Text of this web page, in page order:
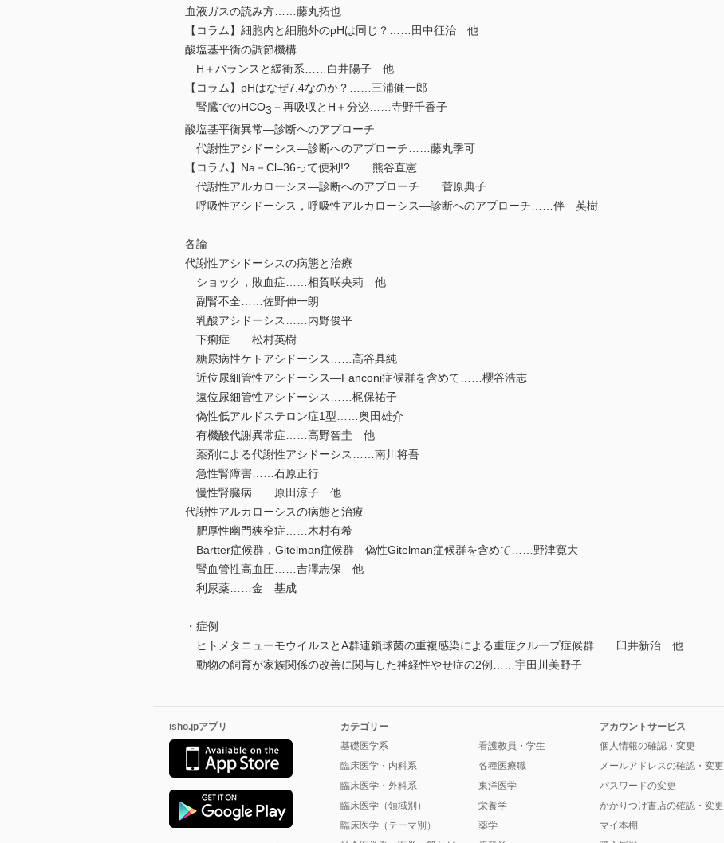
血液ガスの読み方……藤丸拓也
【コラム】細胞内と細胞外のpHは同じ？……田中征治 他
酸塩基平衡の調節機構
H＋バランスと緩衝系……白井陽子 他
【コラム】pHはなぜ7.4なのか？……三浦健一郎
腎臓でのHCO3 －再吸収とH＋分泌……寺野千香子
酸塩基平衡異常―診断へのアプローチ
代謝性アシドーシス―診断へのアプローチ……藤丸季可
【コラム】Na－Cl=36って便利!?……熊谷直憲
代謝性アルカローシス―診断へのアプローチ……菅原典子
呼吸性アシドーシス，呼吸性アルカローシス―診断へのアプローチ……伴 英樹
各論
代謝性アシドーシスの病態と治療
ショック，敗血症……相賀咲央莉 他
副腎不全……佐野伸一朗
乳酸アシドーシス……内野俊平
下痢症……松村英樹
糖尿病性ケトアシドーシス……高谷具純
近位尿細管性アシドーシス―Fanconi症候群を含めて……櫻谷浩志
遠位尿細管性アシドーシス……梶保祐子
偽性低アルドステロン症1型……奥田雄介
有機酸代謝異常症……高野智圭 他
薬剤による代謝性アシドーシス……南川将吾
急性腎障害……石原正行
慢性腎臓病……原田涼子 他
代謝性アルカローシスの病態と治療
肥厚性幽門狭窄症……木村有希
Bartter症候群，Gitelman症候群―偽性Gitelman症候群を含めて……野津寛大
腎血管性高血圧……吉澤志保 他
利尿薬……金 基成
・症例
ヒトメタニューモウイルスとA群連鎖球菌の重複感染による重症クループ症候群……臼井新治 他
動物の飼育が家族関係の改善に関与した神経性やせ症の2例……宇田川美野子
isho.jpアプリ
カテゴリー
基礎医学系
臨床医学・内科系
臨床医学・外科系
臨床医学（領域別）
臨床医学（テーマ別）
看護教員・学生
各種医療職
東洋医学
栄養学
薬学
アカウントサービス
個人情報の確認・変更
メールアドレスの確認・変更
パスワードの変更
かかりつけ書店の確認・変更
マイ本棚